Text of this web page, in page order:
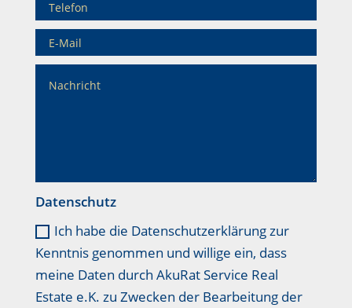
Datenschutz
Ich habe die Datenschutzerklärung zur
Kenntnis genommen und willige ein, dass
meine Daten durch AkuRat Service Real
Estate e.K. zu Zwecken der Bearbeitung der